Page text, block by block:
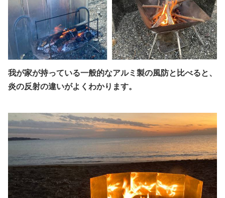
我が家が持っている一般的なアルミ製の風防と比べると、
炎の反射の違いがよくわかります。